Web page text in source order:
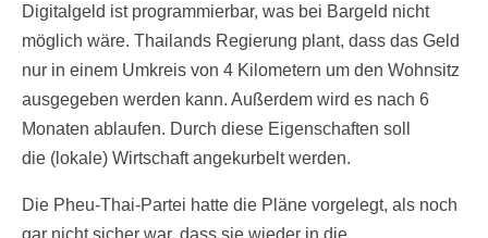
Digitalgeld ist programmierbar, was bei Bargeld nicht
möglich wäre. Thailands Regierung plant, dass das Geld
nur in einem Umkreis von 4 Kilometern um den Wohnsitz
ausgegeben werden kann. Außerdem wird es nach 6
Monaten ablaufen. Durch diese Eigenschaften soll
die (lokale) Wirtschaft angekurbelt werden.
Die Pheu-Thai-Partei hatte die Pläne vorgelegt, als noch
gar nicht sicher war, dass sie wieder in die